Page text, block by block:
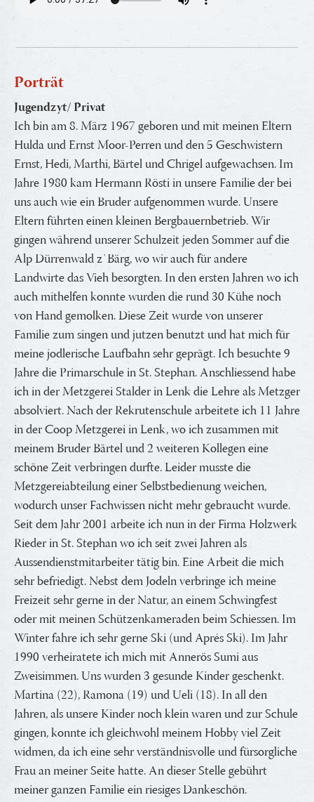
Porträt
Jugendzyt/ Privat
Ich bin am 8. März 1967 geboren und mit meinen Eltern
Hulda und Ernst Moor-Perren und den 5 Geschwistern
Ernst, Hedi, Marthi, Bärtel und Chrigel aufgewachsen. Im
Jahre 1980 kam Hermann Rösti in unsere Familie der bei
uns auch wie ein Bruder aufgenommen wurde. Unsere
Eltern führten einen kleinen Bergbauernbetrieb. Wir
gingen während unserer Schulzeit jeden Sommer auf die
Alp Dürrenwald z`Bärg, wo wir auch für andere
Landwirte das Vieh besorgten. In den ersten Jahren wo ich
auch mithelfen konnte wurden die rund 30 Kühe noch
von Hand gemolken. Diese Zeit wurde von unserer
Familie zum singen und jutzen benutzt und hat mich für
meine jodlerische Laufbahn sehr geprägt. Ich besuchte 9
Jahre die Primarschule in St. Stephan. Anschliessend habe
ich in der Metzgerei Stalder in Lenk die Lehre als Metzger
absolviert. Nach der Rekrutenschule arbeitete ich 11 Jahre
in der Coop Metzgerei in Lenk, wo ich zusammen mit
meinem Bruder Bärtel und 2 weiteren Kollegen eine
schöne Zeit verbringen durfte. Leider musste die
Metzgereiabteilung einer Selbstbedienung weichen,
wodurch unser Fachwissen nicht mehr gebraucht wurde.
Seit dem Jahr 2001 arbeite ich nun in der Firma Holzwerk
Rieder in St. Stephan wo ich seit zwei Jahren als
Aussendienstmitarbeiter tätig bin. Eine Arbeit die mich
sehr befriedigt. Nebst dem Jodeln verbringe ich meine
Freizeit sehr gerne in der Natur, an einem Schwingfest
oder mit meinen Schützenkameraden beim Schiessen. Im
Winter fahre ich sehr gerne Ski (und Aprés Ski). Im Jahr
1990 verheiratete ich mich mit Annerös Sumi aus
Zweisimmen. Uns wurden 3 gesunde Kinder geschenkt.
Martina (22), Ramona (19) und Ueli (18). In all den
Jahren, als unsere Kinder noch klein waren und zur Schule
gingen, konnte ich gleichwohl meinem Hobby viel Zeit
widmen, da ich eine sehr verständnisvolle und fürsorgliche
Frau an meiner Seite hatte. An dieser Stelle gebührt
meiner ganzen Familie ein riesiges Dankeschön.